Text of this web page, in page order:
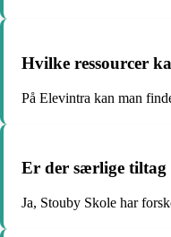
Hvilke ressourcer
På Elevintra kan man
Er der særlige tiltag
Ja, Stouby Skole har